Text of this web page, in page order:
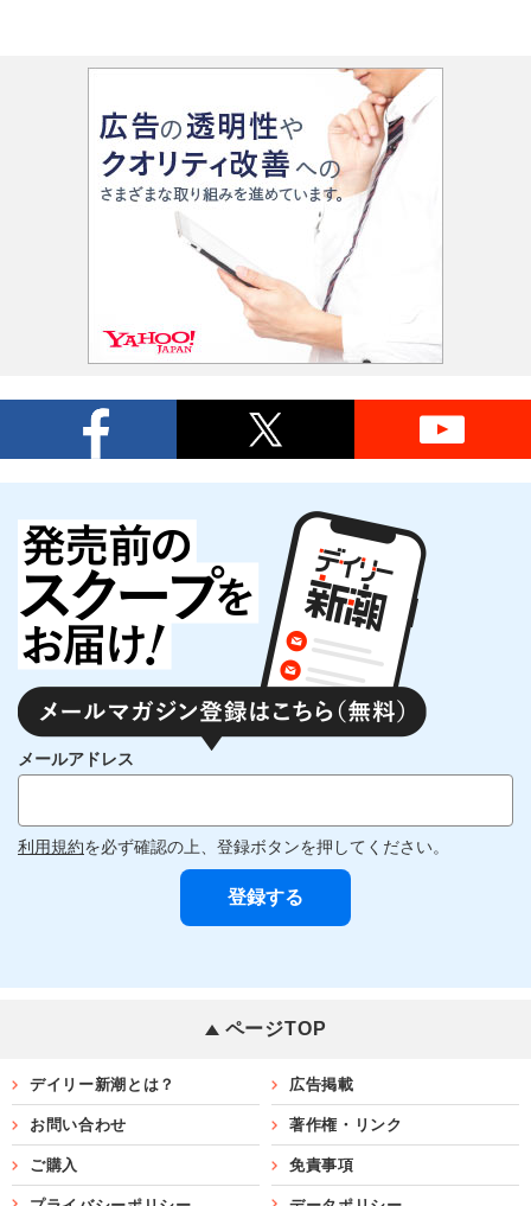
メールアドレス
利用規約を必ず確認の上、登録ボタンを押してください。
ページTOP
デイリー新潮とは？ 広告掲載
お問い合わせ 著作権・リンク
ご購入 免責事項